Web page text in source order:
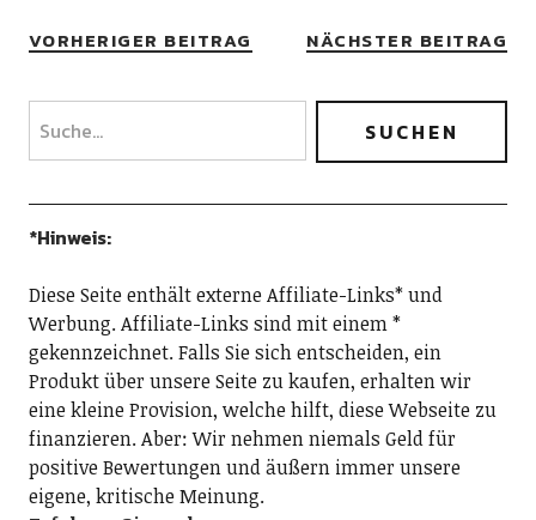
VORHERIGER BEITRAG NÄCHSTER BEITRAG
*Hinweis:
Diese Seite enthält externe Affiliate-Links* und
Werbung. Affiliate-Links sind mit einem *
gekennzeichnet. Falls Sie sich entscheiden, ein
Produkt über unsere Seite zu kaufen, erhalten wir
eine kleine Provision, welche hilft, diese Webseite zu
finanzieren. Aber: Wir nehmen niemals Geld für
positive Bewertungen und äußern immer unsere
eigene, kritische Meinung.